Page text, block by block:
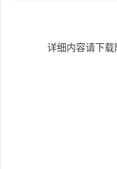
详细内容请下载